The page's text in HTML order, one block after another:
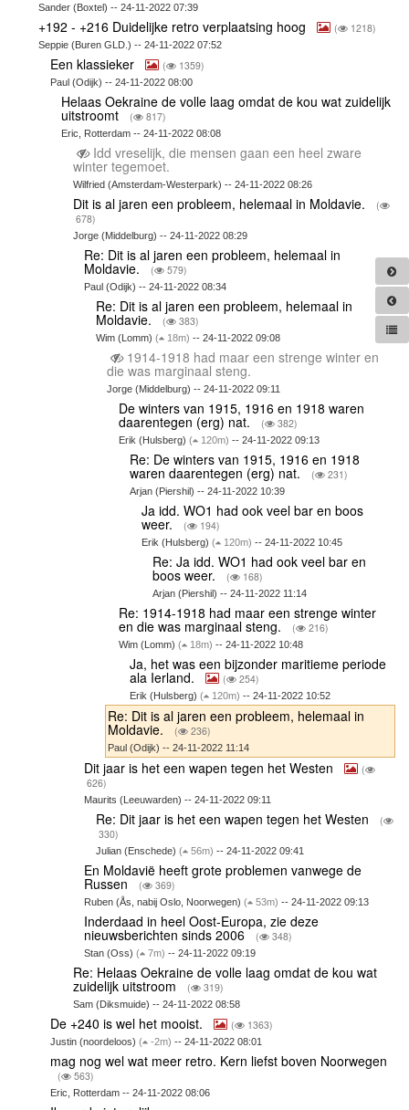
Sander (Boxtel) -- 24-11-2022 07:39
+192 - +216 Duidelijke retro verplaatsing hoog ( 1218)
Seppie (Buren GLD.) -- 24-11-2022 07:52
Een klassieker ( 1359)
Paul (Odijk) -- 24-11-2022 08:00
Helaas Oekraine de volle laag omdat de kou wat zuidelijk
uitstroomt ( 817)
Eric, Rotterdam -- 24-11-2022 08:08
Idd vreselijk, die mensen gaan een heel zware
winter tegemoet.
Wilfried (Amsterdam-Westerpark) -- 24-11-2022 08:26
Dit is al jaren een probleem, helemaal in Moldavie.
(
678)
Jorge (Middelburg) -- 24-11-2022 08:29
Re: Dit is al jaren een probleem, helemaal in
Moldavie. ( 579)
Paul (Odijk) -- 24-11-2022 08:34
Re: Dit is al jaren een probleem, helemaal in
Moldavie. ( 383)
Wim (Lomm) ( 18m) -- 24-11-2022 09:08
1914-1918 had maar een strenge winter en
die was marginaal steng.
Jorge (Middelburg) -- 24-11-2022 09:11
De winters van 1915, 1916 en 1918 waren
daarentegen (erg) nat. ( 382)
Erik (Hulsberg) ( 120m) -- 24-11-2022 09:13
Re: De winters van 1915, 1916 en 1918
waren daarentegen (erg) nat. ( 231)
Arjan (Piershil) -- 24-11-2022 10:39
Ja idd. WO1 had ook veel bar en boos
weer. ( 194)
Erik (Hulsberg) ( 120m) -- 24-11-2022 10:45
Re: Ja idd. WO1 had ook veel bar en
boos weer. ( 168)
Arjan (Piershil) -- 24-11-2022 11:14
Re: 1914-1918 had maar een strenge winter
en die was marginaal steng. ( 216)
Wim (Lomm) ( 18m) -- 24-11-2022 10:48
Ja, het was een bijzonder maritieme periode
ala Ierland. ( 254)
Erik (Hulsberg)( 120m) -- 24-11-2022 10:52
Re: Dit is al jaren een probleem, helemaal in
Moldavie. ( 236)
Paul (Odijk) -- 24-11-2022 11:14
Dit jaar is het een wapen tegen het Westen
(
626)
Maurits (Leeuwarden) -- 24-11-2022 09:11
Re: Dit jaar is het een wapen tegen het Westen
(
330)
Julian (Enschede) ( 56m) -- 24-11-2022 09:41
En Moldavië heeft grote problemen vanwege de
Russen ( 369)
Ruben (Ås, nabij Oslo, Noorwegen)( 53m) -- 24-11-2022 09:13
Inderdaad in heel Oost-Europa, zie deze
nieuwsberichten sinds 2006 ( 348)
Stan (Oss)( 7m) -- 24-11-2022 09:19
Re: Helaas Oekraine de volle laag omdat de kou wat
zuidelijk uitstroom ( 319)
Sam (Diksmuide) -- 24-11-2022 08:58
De +240 is wel het mooist. ( 1363)
Justin (noordeloos) ( -2m) -- 24-11-2022 08:01
mag nog wel wat meer retro. Kern liefst boven Noorwegen
( 563)
Eric, Rotterdam -- 24-11-2022 08:06